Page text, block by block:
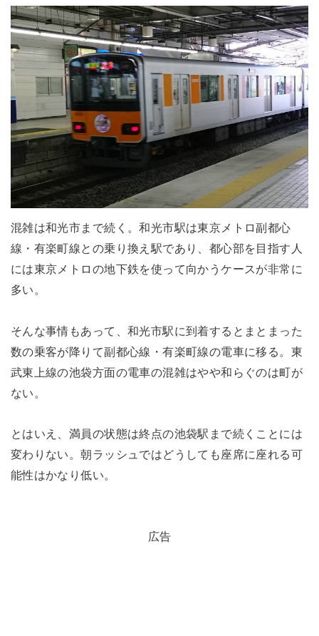
混雑は和光市まで続く。和光市駅は東京メトロ副都心
線・有楽町線との乗り換え駅であり、都心部を目指す人
には東京メトロの地下鉄を使って向かうケースが非常に
多い。
そんな事情もあって、和光市駅に到着するとまとまった
数の乗客が降りて副都心線・有楽町線の電車に移る。東
武東上線の池袋方面の電車の混雑はやや和らぐのは町が
ない。
とはいえ、満員の状態は終点の池袋駅まで続くことには
変わりない。朝ラッシュではどうしても座席に座れる可
能性はかなり低い。
広告